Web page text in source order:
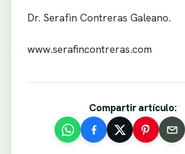
Dr. Serafìn Contreras Galeano.
www.serafincontreras.com
Compartir artículo: